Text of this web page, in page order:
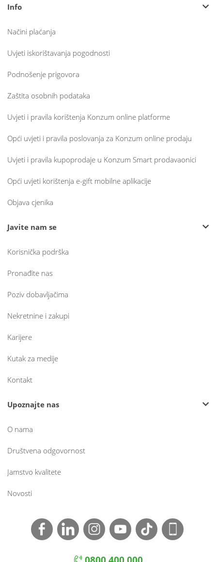
Info
Načini plaćanja
Uvjeti iskorištavanja pogodnosti
Podnošenje prigovora
Zaštita osobnih podataka
Uvjeti i pravila korištenja Konzum online platforme
Opći uvjeti i pravila poslovanja za Konzum online prodaju
Uvjeti i pravila kupoprodaje u Konzum Smart prodavaonici
Opći uvjeti korištenja e-gift mobilne aplikacije
Objava cjenika
Javite nam se
Korisnička podrška
Pronađite nas
Poziv dobavljačima
Nekretnine i zakupi
Karijere
Kutak za medije
Kontakt
Upoznajte nas
O nama
Društvena odgovornost
Jamstvo kvalitete
Novosti